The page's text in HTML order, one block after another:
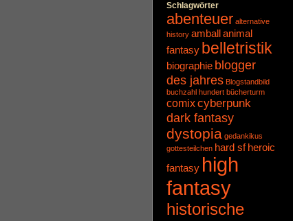
Schlagwörter
abenteuer alternative
history amball animal
fantasy belletristik
biographie blogger
des jahres Blogstandbild
buchzahl hundert bücherturm
comixcyberpunk
dark fantasy
dystopia gedankikus
gottesteilchen hard sf heroic
fantasy high
fantasy
historische